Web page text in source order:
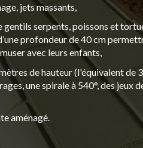
jets massants,
gentils serpents, poissons et
profondeur de 40 cm
avec leurs enfants,
de hauteur (l'équivalent de
une spirale à 540°, des jeux
aménagé.